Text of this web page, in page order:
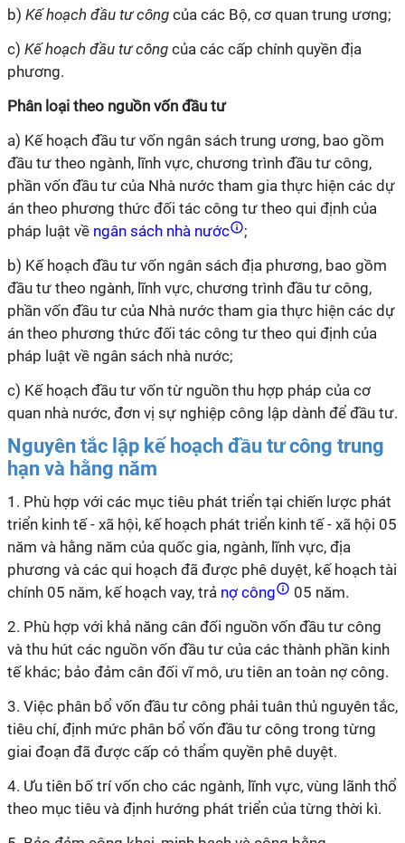
b) Kế hoạch đầu tư công của các Bộ, cơ quan trung ương;
c) Kế hoạch đầu tư công của các cấp chính quyền địa
phương.
Phân loại theo nguồn vốn đầu tư
a) Kế hoạch đầu tư vốn ngân sách trung ương, bao gồm
đầu tư theo ngành, lĩnh vực, chương trình đầu tư công,
phần vốn đầu tư của Nhà nước tham gia thực hiện các dự
án theo phương thức đối tác công tư theo qui định của
pháp luật về ngân sách nhà nước
;
b) Kế hoạch đầu tư vốn ngân sách địa phương, bao gồm
đầu tư theo ngành, lĩnh vực, chương trình đầu tư công,
phần vốn đầu tư của Nhà nước tham gia thực hiện các dự
án theo phương thức đối tác công tư theo qui định của
pháp luật về ngân sách nhà nước;
c) Kế hoạch đầu tư vốn từ nguồn thu hợp pháp của cơ
quan nhà nước, đơn vị sự nghiệp công lập dành để đầu tư.
Nguyên tắc lập kế hoạch đầu tư công trung
hạn và hằng năm
1. Phù hợp với các mục tiêu phát triển tại chiến lược phát
triển kinh tế - xã hội, kế hoạch phát triển kinh tế - xã hội 05
năm và hằng năm của quốc gia, ngành, lĩnh vực, địa
phương và các qui hoạch đã được phê duyệt, kế hoạch tài
chính 05 năm, kế hoạch vay, trả nợ công
05 năm.
2. Phù hợp với khả năng cân đối nguồn vốn đầu tư công
và thu hút các nguồn vốn đầu tư của các thành phần kinh
tế khác; bảo đảm cân đối vĩ mô, ưu tiên an toàn nợ công.
3. Việc phân bổ vốn đầu tư công phải tuân thủ nguyên tắc,
tiêu chí, định mức phân bổ vốn đầu tư công trong từng
giai đoạn đã được cấp có thẩm quyền phê duyệt.
4. Ưu tiên bố trí vốn cho các ngành, lĩnh vực, vùng lãnh thổ
theo mục tiêu và định hướng phát triển của từng thời kì.